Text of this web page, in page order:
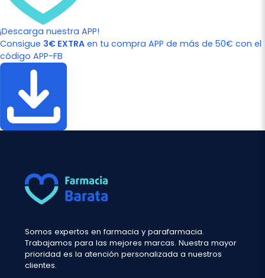
¡Descarga nuestra APP!
Consigue 3€ EXTRA en tu compra APP de más de 50€ con el
código APP-FB
Somos expertos en farmacia y parafarmacia.
Trabajamos para las mejores marcas. Nuestra mayor
prioridad es la atención personalizada a nuestros
clientes.